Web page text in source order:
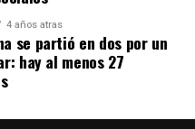
4 años atras
se partió en dos por un
hay al menos 27